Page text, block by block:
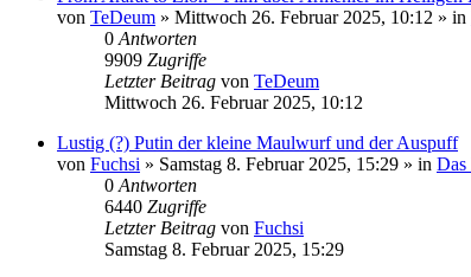
von TeDeum » Mittwoch 26. Februar 2025, 10:12 » in
0 Antworten
9909 Zugriffe
Letzter Beitrag von TeDeum
Mittwoch 26. Februar 2025, 10:12
Lustig (?) Putin der kleine Maulwurf und der Auspuff
von Fuchsi » Samstag 8. Februar 2025, 15:29 » in Das
0 Antworten
6440 Zugriffe
Letzter Beitrag von Fuchsi
Samstag 8. Februar 2025, 15:29